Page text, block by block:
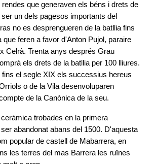
que generaven els béns i drets de
un dels pagesos importants del
no es desprengueren de la batllia fins
que feren a favor d'Anton Pujol, paraire
Celrà. Trenta anys després Grau
els drets de la batllia per 100 lliures.
fins el segle XIX els successius hereus
o de la Vila desenvoluparen
de la Canònica de la seu.
trobades en la primera
abandonat abans del 1500. D'aquesta
popular de castell de Mabarrera, en
les terres del mas Barrera les ruïnes